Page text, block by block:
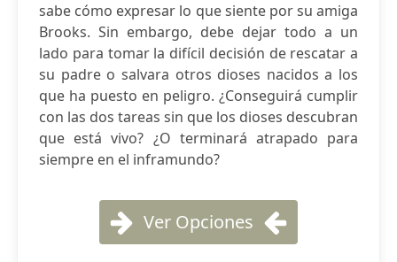
sabe cómo expresar lo que siente por su amiga
Brooks. Sin embargo, debe dejar todo a un
lado para tomar la difícil decisión de rescatar a
su padre o salvara otros dioses nacidos a los
que ha puesto en peligro. ¿Conseguirá cumplir
con las dos tareas sin que los dioses descubran
que está vivo? ¿O terminará atrapado para
siempre en el inframundo?
Ver Opciones